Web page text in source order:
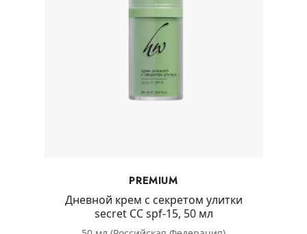
PREMIUM
Дневной крем c секретом улитки
secret CC spf-15, 50 мл